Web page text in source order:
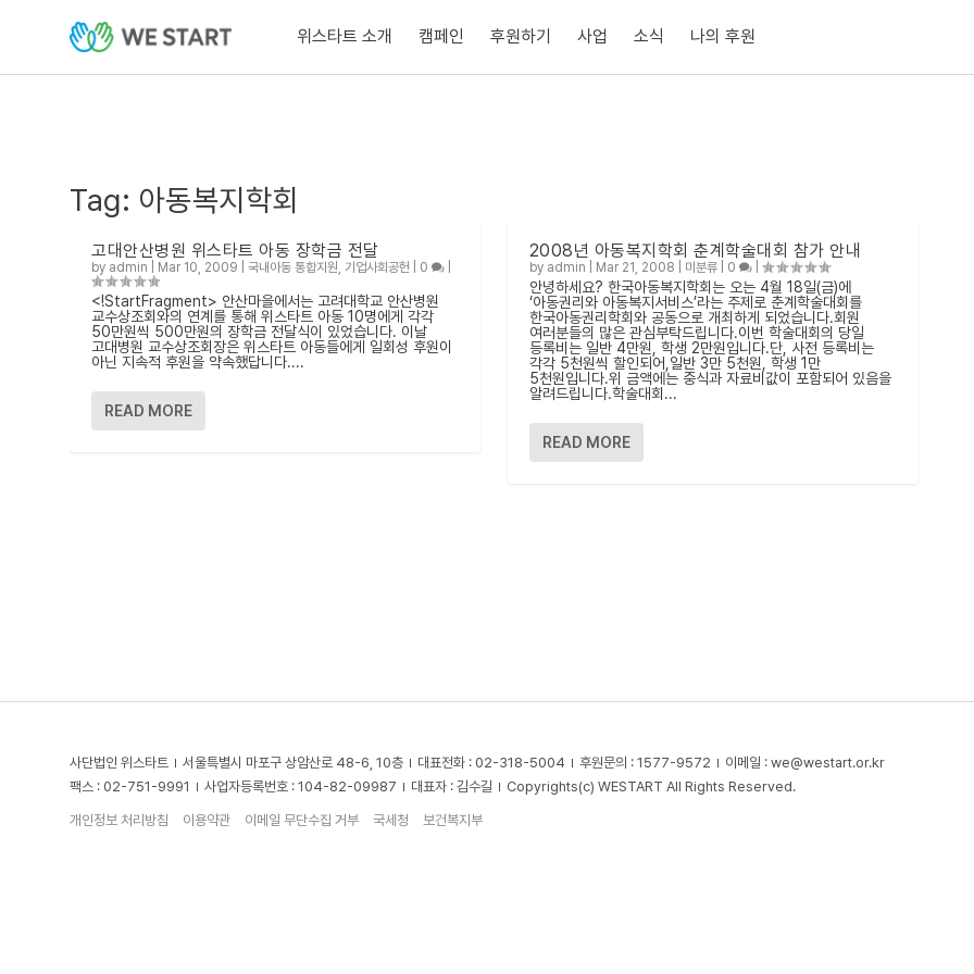
위스타트 소개 캠페인 후원하기 사업 소식 나의 후원
Tag: 아동복지학회
고대안산병원 위스타트 아동 장학금 전달
by admin Mar 10, 2009 국내아동 통합지원 기업사회공헌 0
<!StartFragment> 안산마을에서는 고려대학교 안산병원
교수상조회와의 연계를 통해 위스타트 아동 10명에게 각각
50만원씩 500만원의 장학금 전달식이 있었습니다. 이날
고대병원 교수상조회장은 위스타트 아동들에게 일회성 후원이
아닌 지속적 후원을 약속했답니다....
READ MORE
2008년 아동복지학회 춘계학술대회 참가 안내
by admin Mar 21, 2008 미분류| 0 |
안녕하세요? 한국아동복지학회는 오는 4월 18일(금)에
‘아동권리와 아동복지서비스’라는 주제로 춘계학술대회를
한국아동권리학회와 공동으로 개최하게 되었습니다.회원
여러분들의 많은 관심부탁드립니다.이번 학술대회의 당일
등록비는 일반 4만원, 학생 2만원입니다.단, 사전 등록비는
각각 5천원씩 할인되어,일반 3만 5천원, 학생 1만
5천원입니다.위 금액에는 중식과 자료비값이 포함되어 있음을
알려드립니다.학술대회...
READ MORE
사단법인 위스타트 서울특별시 마포구 상암산로 48-6, 10층 대표전화 : 02-318-5004 후원문의 : 1577-9572 이메일 : we@westart.or.kr
팩스 : 02-751-9991
사업자등록번호 : 104-82-09987 대표자 : 김수길 Copyrights(c) WESTART All Rights Reserved.
개인정보 처리방침 이용약관 이메일 무단수집 거부 국세청 보건복지부